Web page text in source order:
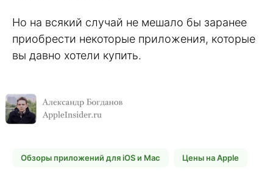
Но на всякий случай не мешало бы заранее
приобрести некоторые приложения, которые
вы давно хотели купить.
Обзоры приложений для iOS и Mac Цены на Apple